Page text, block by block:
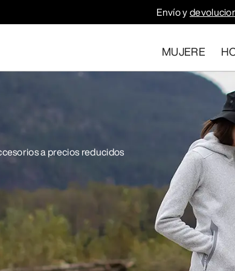
Envío y
MUJERE
a precios reducidos